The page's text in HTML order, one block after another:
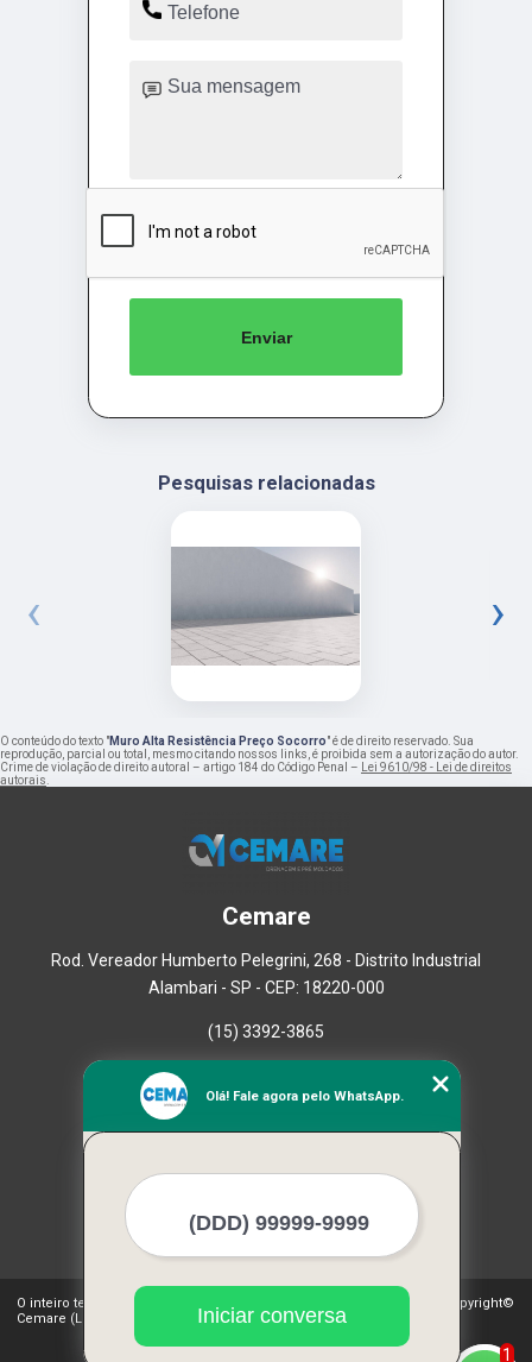
Enviar
Pesquisas relacionadas
‹ ›
O conteúdo do texto "Muro Alta Resistência Preço Socorro" é de direito reservado. Sua
reprodução, parcial ou total, mesmo citando nossos links, é proibida sem a autorização do autor.
Crime de violação de direito autoral – artigo 184 do Código Penal –
Lei 9610/98 - Lei de direitos
autorais
Cemare
Rod. Vereador Humberto Pelegrini, 268 - Distrito Industrial
Alambari - SP - CEP: 18220-000
(15) 3392-3865
Empresa
Missão
Mapa do site
Mais Serviços
O inteiro teor deste site está sujeito à proteção de direitos autorais. Copyright©
Cemare (Lei 9610 de 19/02/1998)
1
Olá! Fale agora pelo WhatsApp.
Iniciar conversa